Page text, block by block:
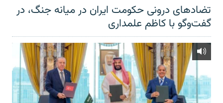
تضادهای درونی حکومت ایران در میانه جنگ، در
گفت‌‌وگو با کاظم علمداری